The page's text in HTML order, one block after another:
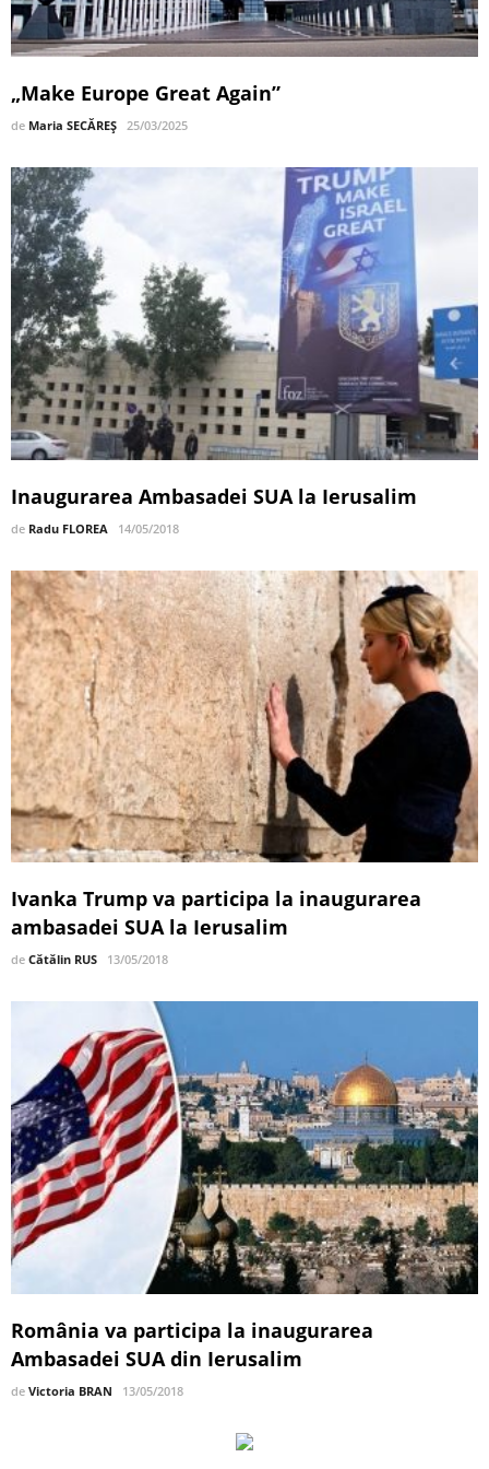
„Make Europe Great Again”
de Maria SECĂREȘ 25/03/2025
Inaugurarea Ambasadei SUA la Ierusalim
de Radu FLOREA 14/05/2018
Ivanka Trump va participa la inaugurarea
ambasadei SUA la Ierusalim
de Cătălin RUS 13/05/2018
România va participa la inaugurarea
Ambasadei SUA din Ierusalim
de Victoria BRAN 13/05/2018